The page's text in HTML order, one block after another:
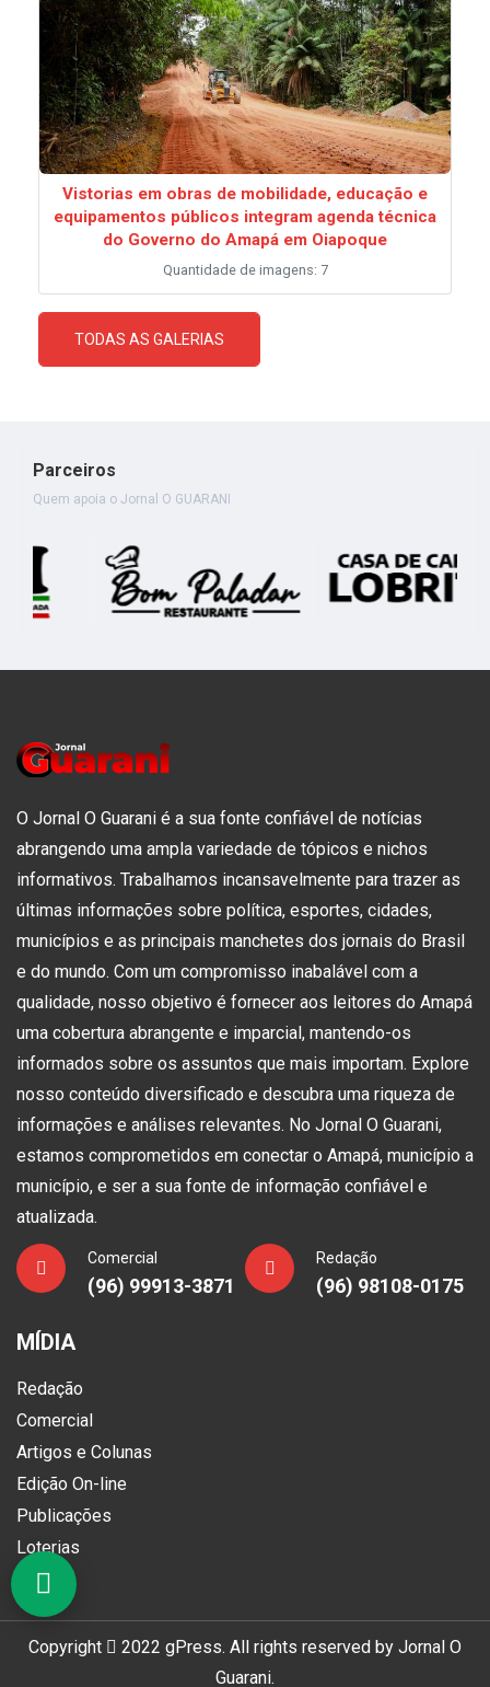
Vistorias em obras de mobilidade, educação e
equipamentos públicos integram agenda técnica
do Governo do Amapá em Oiapoque
Quantidade de imagens: 7
TODAS AS GALERIAS
Parceiros
Quem apoia o Jornal O GUARANI
O Jornal O Guarani é a sua fonte confiável de notícias
abrangendo uma ampla variedade de tópicos e nichos
informativos. Trabalhamos incansavelmente para trazer as
últimas informações sobre política, esportes, cidades,
municípios e as principais manchetes dos jornais do Brasil
e do mundo. Com um compromisso inabalável com a
qualidade, nosso objetivo é fornecer aos leitores do Amapá
uma cobertura abrangente e imparcial, mantendo-os
informados sobre os assuntos que mais importam. Explore
nosso conteúdo diversificado e descubra uma riqueza de
informações e análises relevantes. No Jornal O Guarani,
estamos comprometidos em conectar o Amapá, município a
município, e ser a sua fonte de informação confiável e
atualizada.
Comercial
(96) 99913-3871
Redação
(96) 98108-0175
MÍDIA
Redação
Comercial
Artigos e Colunas
Edição On-line
Publicações
Loterias
Copyright 2022 gPress. All rights reserved by Jornal O
Guarani.